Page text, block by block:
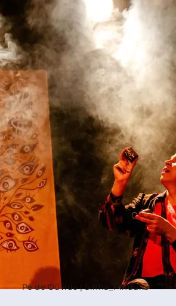
Pé de Ouvido | Sinhá_Pinduka